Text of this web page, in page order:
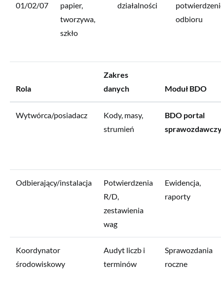
01/02/07
papier,
tworzywa,
szkło
działalności
odbioru
Rola
Zakres
danych
Moduł BDO
Wytwórca/posiadacz
Kody, masy,
strumień
BDO portal
Odbierający/instalacja
Potwierdzenia
R/D,
zestawienia
wag
Ewidencja,
raporty
Koordynator
środowiskowy
Audyt liczb i
terminów
Sprawozdania
roczne